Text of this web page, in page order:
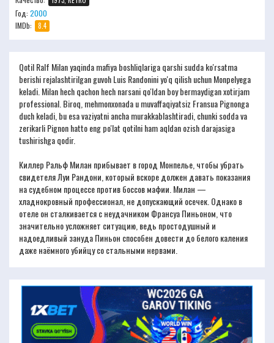
Год: 2000
IMDb:
8.4
Qotil Ralf Milan yaqinda mafiya boshliqlariga qarshi sudda ko'rsatma
berishi rejalashtirilgan guvoh Luis Randonini yo'q qilish uchun Monpelyega
keladi. Milan hech qachon hech narsani qo'ldan boy bermaydigan xotirjam
professional. Biroq, mehmonxonada u muvaffaqiyatsiz Fransua Pignonga
duch keladi, bu esa vaziyatni ancha murakkablashtiradi, chunki sodda va
zerikarli Pignon hatto eng po'lat qotilni ham aqldan ozish darajasiga
tushirishga qodir.
Киллер Ральф Милан прибывает в город Монпелье, чтобы убрать
свидетеля Луи Рандони, который вскоре должен давать показания
на судебном процессе против боссов мафии. Милан —
хладнокровный профессионал, не допускающий осечек. Однако в
отеле он сталкивается с неудачником Франсуа Пиньоном, что
значительно усложняет ситуацию, ведь простодушный и
надоедливый зануда Пиньон способен довести до белого каления
даже наёмного убийцу со стальными нервами.